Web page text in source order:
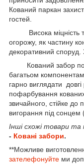
Кований паркан
гостей.
Висока міцність та
огорожу, як частину
декоративний
Кований забор
багатьом
гарно виглядати
пофарбування
звичайного, стійке
вигорання під сонцем
Інші схожі товари та
- Ковані забори.
**Можливе
зателефонуйте ми